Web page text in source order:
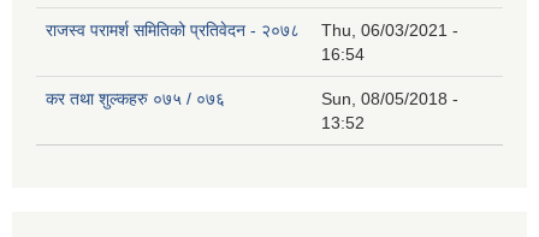
राजस्व परामर्श समितिको प्रतिवेदन - २०७८
Thu, 06/03/2021 -
16:54
कर तथा शुल्कहरु ०७५ / ०७६
Sun, 08/05/2018 -
13:52